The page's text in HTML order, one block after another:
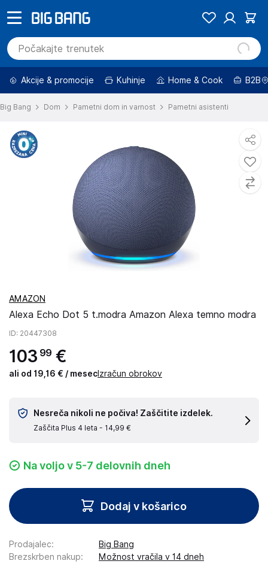
Akcije & promocije Kuhinje Home & Cook B2B
Big Bang Dom Pametni dom in varnost Pametni asistenti
AMAZON
Alexa Echo Dot 5 t.modra Amazon Alexa temno modra
ID: 20447308
103 99 €
ali od 19,16 € / mesec Izračun obrokov
Nesreča nikoli ne počiva! Zaščitite izdelek.
Zaščita Plus 4 leta - 14,99 €
Na voljo v 5-7 delovnih dneh
Dodaj v košarico
Prodajalec:
Big Bang
Brezskrben nakup:
Možnost vračila v 14 dneh